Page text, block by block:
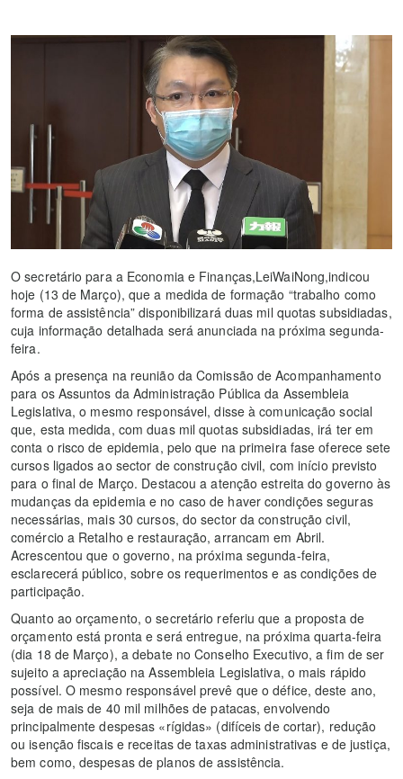
O secretário para a Economia e Finanças,LeiWaiNong,indicou
hoje (13 de Março), que a medida de formação “trabalho como
forma de assistência” disponibilizará duas mil quotas subsidiadas,
cuja informação detalhada será anunciada na próxima segunda-
feira.
Após a presença na reunião da Comissão de Acompanhamento
para os Assuntos da Administração Pública da Assembleia
Legislativa, o mesmo responsável, disse à comunicação social
que, esta medida, com duas mil quotas subsidiadas, irá ter em
conta o risco de epidemia, pelo que na primeira fase oferece sete
cursos ligados ao sector de construção civil, com início previsto
para o final de Março. Destacou a atenção estreita do governo às
mudanças da epidemia e no caso de haver condições seguras
necessárias, mais 30 cursos, do sector da construção civil,
comércio a Retalho e restauração, arrancam em Abril.
Acrescentou que o governo, na próxima segunda-feira,
esclarecerá público, sobre os requerimentos e as condições de
participação.
Quanto ao orçamento, o secretário referiu que a proposta de
orçamento está pronta e será entregue, na próxima quarta-feira
(dia 18 de Março), a debate no Conselho Executivo, a fim de ser
sujeito a apreciação na Assembleia Legislativa, o mais rápido
possível. O mesmo responsável prevê que o défice, deste ano,
seja de mais de 40 mil milhões de patacas, envolvendo
principalmente despesas «rígidas» (difíceis de cortar), redução
ou isenção fiscais e receitas de taxas administrativas e de justiça,
bem como, despesas de planos de assistência.